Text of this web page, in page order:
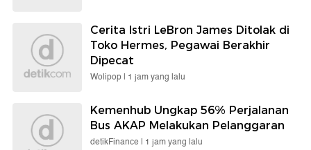
Cerita Istri LeBron James Ditolak di
Toko Hermes, Pegawai Berakhir
Dipecat
Wolipop | 1 jam yang lalu
Kemenhub Ungkap 56% Perjalanan
Bus AKAP Melakukan Pelanggaran
detikFinance | 1 jam yang lalu